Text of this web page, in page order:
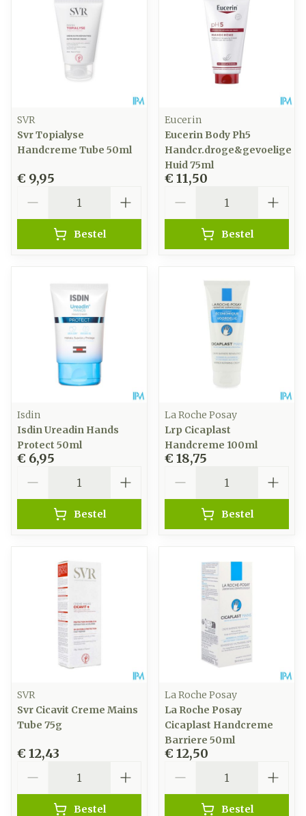
SVR
Svr Topialyse
Handcreme Tube 50ml
€ 9,95
Bestel
Eucerin
Eucerin Body Ph5
Handcr.droge&gevoelige
Huid 75ml
€ 11,50
Bestel
Isdin
Isdin Ureadin Hands
Protect 50ml
€ 6,95
Bestel
La Roche Posay
Lrp Cicaplast
Handcreme 100ml
€ 18,75
Bestel
SVR
Svr Cicavit Creme Mains
Tube 75g
€ 12,43
Bestel
La Roche Posay
La Roche Posay
Cicaplast Handcreme
Barriere 50ml
€ 12,50
Bestel